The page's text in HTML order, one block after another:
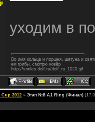
уходим в
Во имя кольца и поршня, шатуна и
ем грибы, смотрю ковёр
http://smiles.dolf.ru/dolf_ru_1020.gif
Cup 2012 » Этап №8 А1 Ring (Финал)